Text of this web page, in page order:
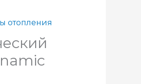
отопления